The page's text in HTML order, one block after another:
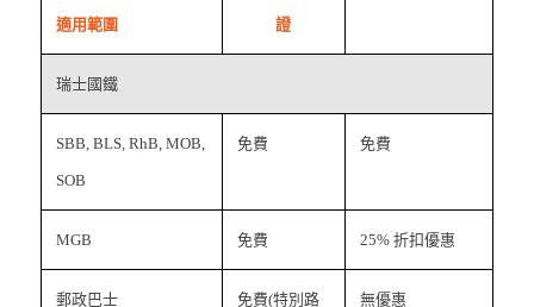
適用範圍 證
瑞士國鐵
SBB, BLS, RhB, MOB,
SOB
免費 免費
MGB 免費 25% 折扣優惠
郵政巴士 免費(特別路 無優惠